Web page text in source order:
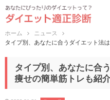
ホーム
ニュース
タイプ別、あなたに合うダイエット法
タイプ別、あなたに合
痩せの簡単筋トレも紹介